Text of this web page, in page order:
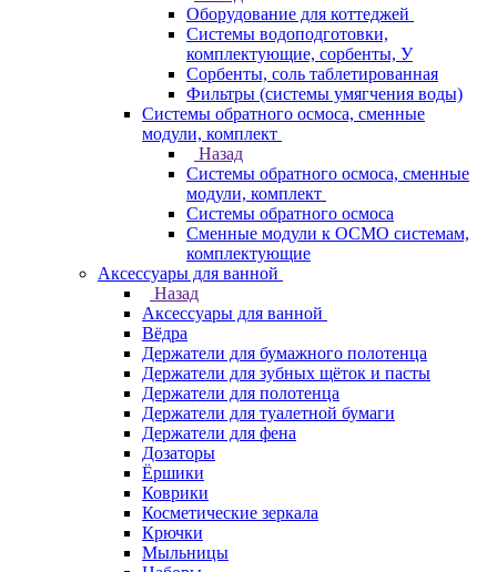
Оборудование для коттеджей
Системы водоподготовки,
комплектующие, сорбенты, У
Сорбенты, соль таблетированная
Фильтры (системы умягчения воды)
Системы обратного осмоса, сменные
модули, комплект
Назад
Системы обратного осмоса, сменные
модули, комплект
Системы обратного осмоса
Сменные модули к ОСМО системам,
комплектующие
Аксессуары для ванной
Назад
Аксессуары для ванной
Вёдра
Держатели для бумажного полотенца
Держатели для зубных щёток и пасты
Держатели для полотенца
Держатели для туалетной бумаги
Держатели для фена
Дозаторы
Ёршики
Коврики
Косметические зеркала
Крючки
Мыльницы